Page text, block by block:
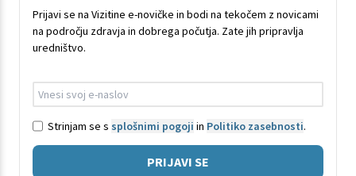
Prijavi se na Vizitine e-novičke in bodi na tekočem z novicami
na področju zdravja in dobrega počutja. Zate jih pripravlja
uredništvo.
Strinjam se s splošnimi pogoji in Politiko zasebnosti.
PRIJAVI SE